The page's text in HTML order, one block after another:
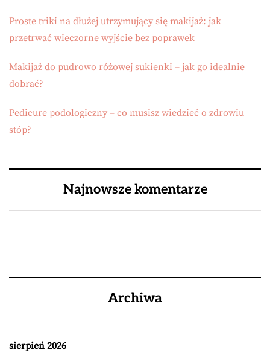
Proste triki na dłużej utrzymujący się makijaż: jak
przetrwać wieczorne wyjście bez poprawek
Makijaż do pudrowo różowej sukienki – jak go idealnie
dobrać?
Pedicure podologiczny – co musisz wiedzieć o zdrowiu
stóp?
Najnowsze komentarze
Archiwa
sierpień 2026